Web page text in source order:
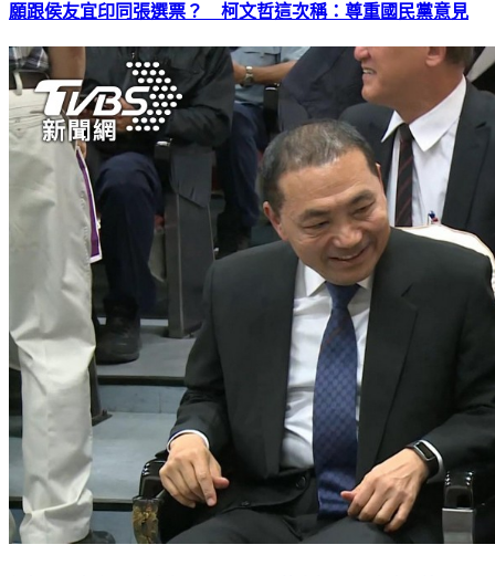
願跟侯友宜印同張選票？ 柯文哲這次稱：尊重國民黨意見